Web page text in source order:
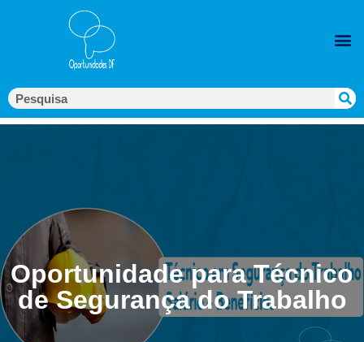
Oportunidade para Técnico
de Segurança do Trabalho